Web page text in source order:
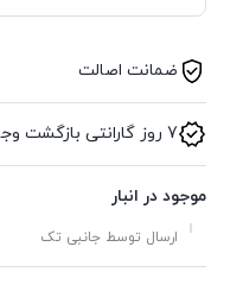
ضمانت اصالت
7 روز گارانتی بازگشت وجه
موجود در انبار
ارسال توسط جانبی تک